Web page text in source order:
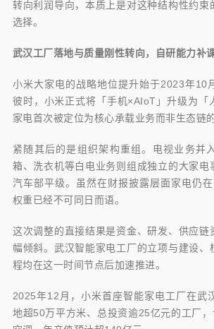
转向利润导向，本质上是对这种结构性约束
选择。
武汉工厂落地与质量刚性转向，自研能力补
小米大家电的战略地位提升始于2023年10
彼时，小米正式将「手机×AIoT」升级为「
家电首次被定位为核心承载业务而非生态链
紧随其后的是组织架构重组。电视业务并
箱、洗衣机等白电业务则组成独立的大家电
汽车部平级。虽然在财报披露层面家电仍
权重已经不可同日而语。
这次调整的直接结果是资金、研发、供应链
幅倾斜。武汉智能家电工厂的立项与建设、
程均在这一时间节点后加速推进。
2025年12月，小米首座智能家电工厂在武
地超50万平方米、总投资逾25亿元的工厂